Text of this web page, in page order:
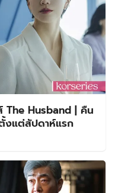
Husband | คืน
งแต่สัปดาห์แรก